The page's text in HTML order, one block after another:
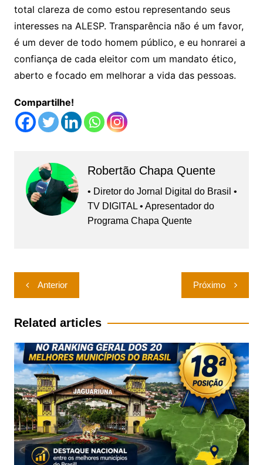
total clareza de como estou representando seus
interesses na ALESP. Transparência não é um favor,
é um dever de todo homem público, e eu honrarei a
confiança de cada eleitor com um mandato ético,
aberto e focado em melhorar a vida das pessoas.
Compartilhe!
Robertão Chapa Quente
• Diretor do Jornal Digital do Brasil •
TV DIGITAL • Apresentador do
Programa Chapa Quente
Navegação
de
Post
Anterior Próximo
Related articles